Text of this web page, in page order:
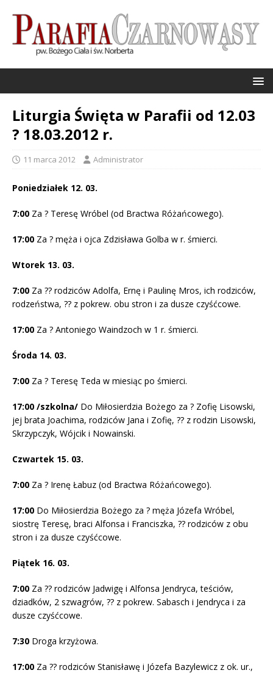
Liturgia Święta w Parafii od 12.03
? 18.03.2012 r.
11 marca 2012 Administrator
Poniedziałek 12. 03.
7:00 Za ? Teresę Wróbel (od Bractwa Różańcowego).
17:00 Za ? męża i ojca Zdzisława Golba w r. śmierci.
Wtorek 13. 03.
7:00 Za ?? rodziców Adolfa, Ernę i Paulinę Mros, ich rodziców,
rodzeństwa, ?? z pokrew. obu stron i za dusze czyśćcowe.
17:00 Za ? Antoniego Waindzoch w 1 r. śmierci.
Środa 14. 03.
7:00 Za ? Teresę Teda w miesiąc po śmierci.
17:00 /szkolna/ Do Miłosierdzia Bożego za ? Zofię Lisowski,
jej brata Joachima, rodziców Jana i Zofię, ?? z rodzin Lisowski,
Skrzypczyk, Wójcik i Nowainski.
Czwartek 15. 03.
7:00 Za ? Irenę Łabuz (od Bractwa Różańcowego).
17:00 Do Miłosierdzia Bożego za ? męża Józefa Wróbel,
siostrę Teresę, braci Alfonsa i Franciszka, ?? rodziców z obu
stron i za dusze czyśćcowe.
Piątek 16. 03.
7:00 Za ?? rodziców Jadwigę i Alfonsa Jendryca, teściów,
dziadków, 2 szwagrów, ?? z pokrew. Sabasch i Jendryca i za
dusze czyśćcowe.
7:30 Droga krzyżowa.
17:00 Za ?? rodziców Stanisławę i Józefa Bazylewicz z ok. ur.,